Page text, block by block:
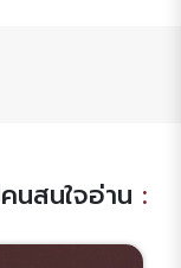
นสนใจอ่าน :